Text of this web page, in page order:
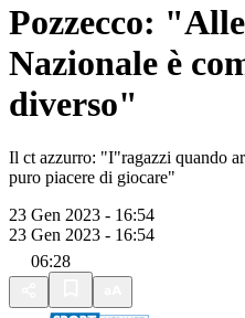
Pozzecco:
Nazionale è
diverso"
Il ct azzurro: "I"ragazzi quando
puro piacere di giocare"
23 Gen 2023 - 16:54
23 Gen 2023 - 16:54
06:28